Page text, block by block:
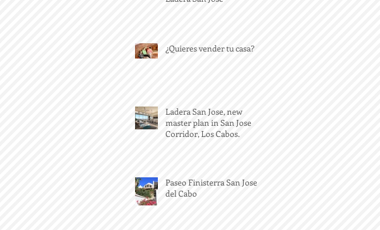
¿Quieres vender tu casa?
Ladera San Jose, new
master plan in San Jose
Corridor, Los Cabos.
Paseo Finisterra San Jose
del Cabo